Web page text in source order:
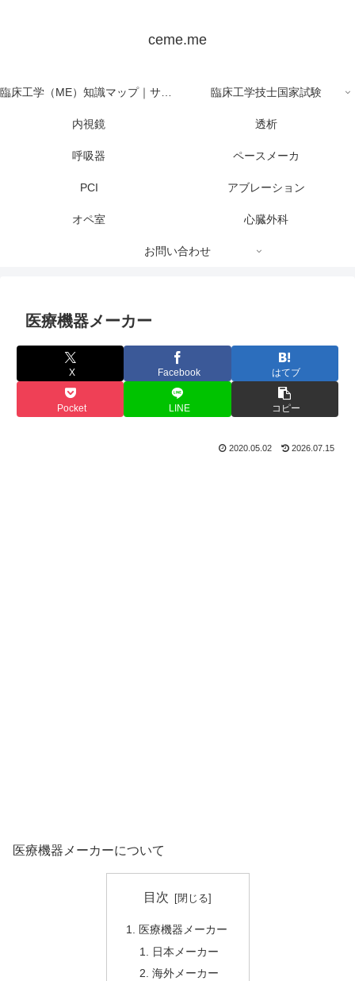
ceme.me
臨床工学（ME）知識マップ｜サイト全体の目次 臨床工学技士国家試験
内視鏡 透析
呼吸器 ペースメーカ
PCI アブレーション
オペ室 心臓外科
お問い合わせ
医療機器メーカー
X Facebook はてブ
Pocket LINE コピー
2020.05.02 2026.07.15
医療機器メーカーについて
目次
医療機器メーカー
日本メーカー
海外メーカー